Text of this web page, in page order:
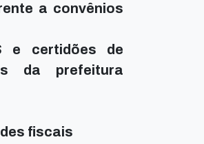
a convênios
e certidões de
da prefeitura
fiscais